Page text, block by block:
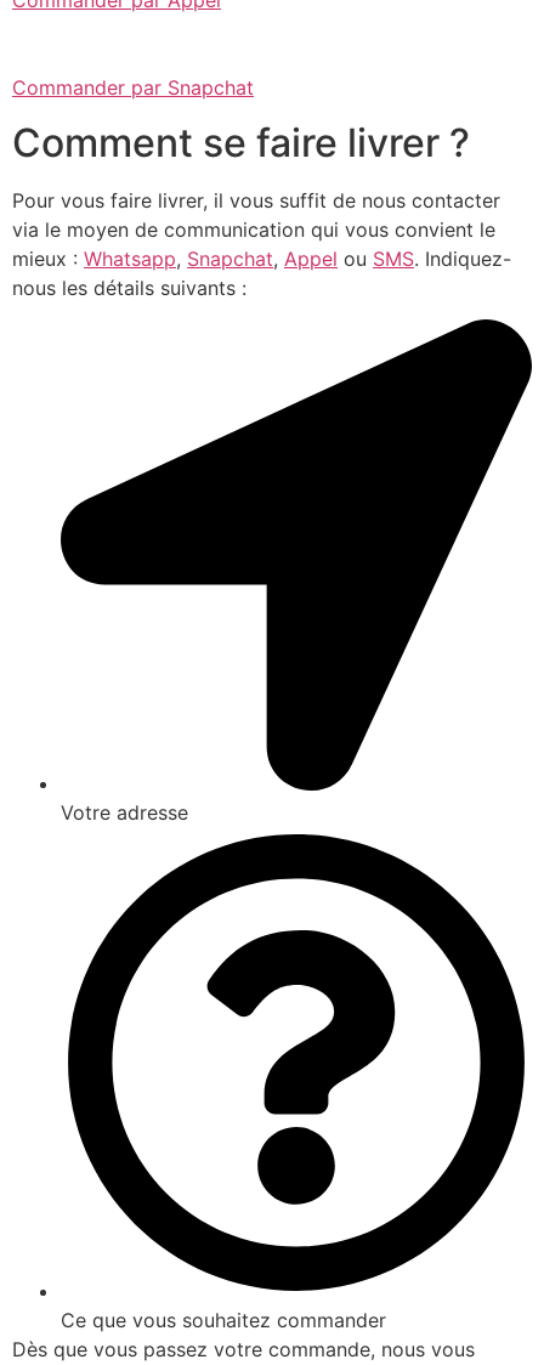
Commander par Snapchat
Comment se faire livrer ?
Pour vous faire livrer, il vous suffit de nous contacter
via le moyen de communication qui vous convient le
mieux : Whatsapp, Snapchat, Appel ou SMS. Indiquez-
nous les détails suivants :
Votre adresse
Ce que vous souhaitez commander
Dès que vous passez votre commande, nous vous